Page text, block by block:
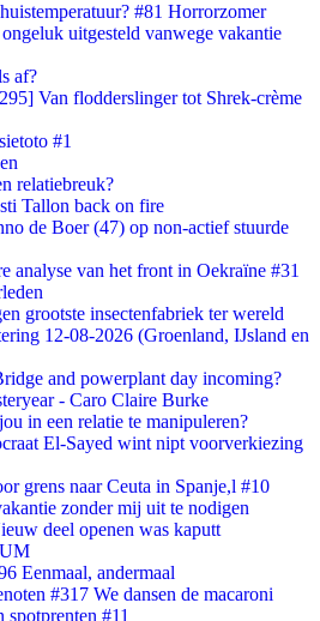
#81 Horrorzomer
uitgesteld vanwege vakantie
af?
Van flodderslinger tot Shrek-crème
#1
relatiebreuk?
Tallon back on fire
de Boer (47) op non-actief stuurde
analyse van het front in Oekraïne #31
grootste insectenfabriek ter wereld
12-08-2026 (Groenland, IJsland en
and powerplant day incoming?
- Caro Claire Burke
in een relatie te manipuleren?
El-Sayed wint nipt voorverkiezing
grens naar Ceuta in Spanje,l #10
zonder mij uit te nodigen
deel openen was kaputt
Eenmaal, andermaal
#317 We dansen de macaroni
spotprenten #11